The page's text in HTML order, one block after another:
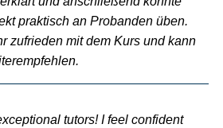
praktisch an Probanden üben.
zufrieden mit dem Kurs und kann
tutors! I feel confident